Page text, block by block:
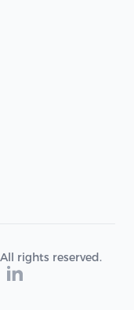
rights reserved.